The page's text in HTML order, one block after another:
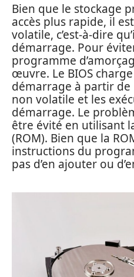
Bien que le stockage
accès plus rapide, il
volatile, c’est-à-dire
démarrage. Pour
programme
œuvre. Le BIOS
démarrage à partir
non volatile et les
démarrage. Le
être évité en utilisant
(ROM). Bien que la
instructions du
pas d’en ajouter ou